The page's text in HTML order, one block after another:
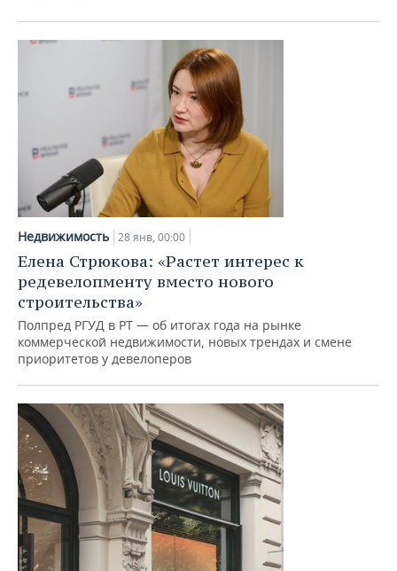
Недвижимость 28 янв, 00:00
Елена Стрюкова: «Растет интерес к
редевелопменту вместо нового
строительства»
Полпред РГУД в РТ — об итогах года на рынке
коммерческой недвижимости, новых трендах и смене
приоритетов у девелоперов